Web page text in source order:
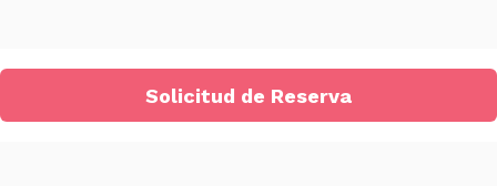
Solicitud de Reserva